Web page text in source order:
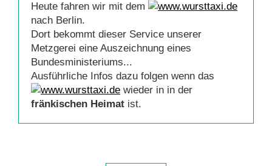
Heute fahren wir mit dem
nach Berlin.
Dort bekommt dieser Service unserer
Metzgerei eine Auszeichnung eines
Bundesministeriums...
Ausführliche Infos dazu folgen wenn das
wieder in in der
fränkischen Heimat ist.